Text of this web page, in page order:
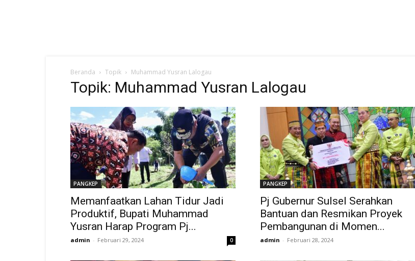
Beranda Topik Muhammad Yusran Lalogau
Topik: Muhammad Yusran Lalogau
PANGKEP
Memanfaatkan Lahan Tidur Jadi
Produktif, Bupati Muhammad
Yusran Harap Program Pj...
admin - Februari 29, 2024 0
PANGKEP
Pj Gubernur Sulsel Serahkan
Bantuan dan Resmikan Proyek
Pembangunan di Momen...
admin - Februari 28, 2024